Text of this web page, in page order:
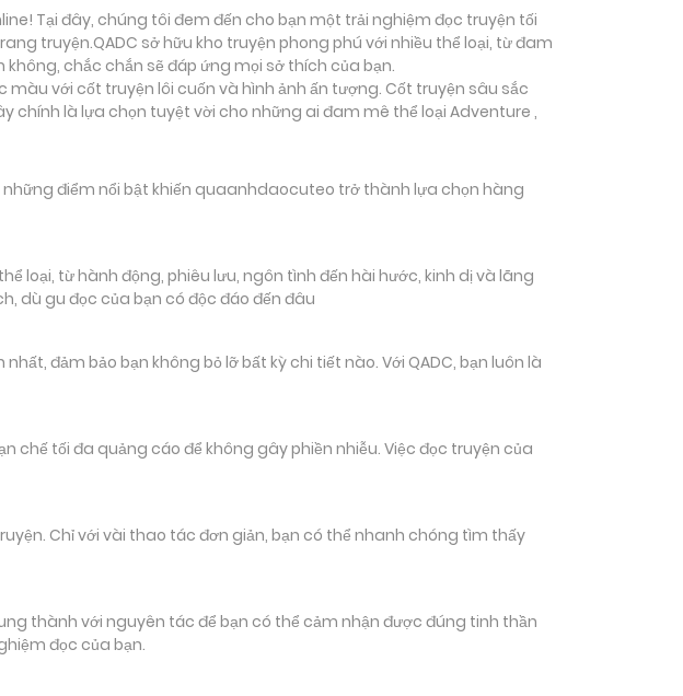
Tại đây, chúng tôi đem đến cho bạn một trải nghiệm đọc truyện tối
truyện.QADC sở hữu kho truyện phong phú với nhiều thể loại, từ đam
chắc chắn sẽ đáp ứng mọi sở thích của bạn.
với cốt truyện lôi cuốn và hình ảnh ấn tượng. Cốt truyện sâu sắc
chính là lựa chọn tuyệt vời cho những ai đam mê thể loạiAdventure ,
điểm nổi bật khiến quaanhdaocuteo trở thành lựa chọn hàng
loại, từ hành động, phiêu lưu, ngôn tình đến hài hước, kinh dị và lãng
dù gu đọc của bạn có độc đáo đến đâu
đảm bảo bạn không bỏ lỡ bất kỳ chi tiết nào. Với QADC, bạn luôn là
chế tối đa quảng cáo để không gây phiền nhiễu. Việc đọc truyện của
Chỉ với vài thao tác đơn giản, bạn có thể nhanh chóng tìm thấy
thành với nguyên tác để bạn có thể cảm nhận được đúng tinh thần
đọc của bạn.